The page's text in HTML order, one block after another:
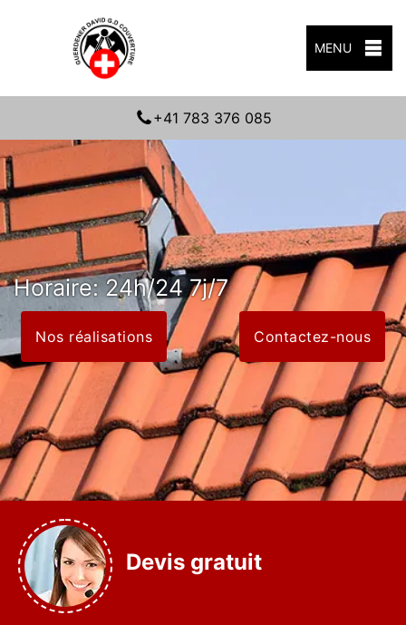
MENU
+41 783 376 085
Horaire: 24h/24 7j/7
Nos réalisations Contactez-nous
Devis gratuit